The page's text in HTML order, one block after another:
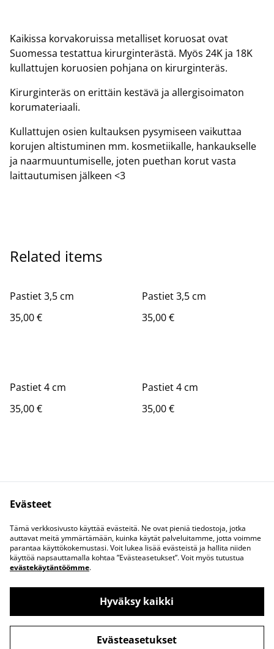
Kaikissa korvakoruissa metalliset koruosat ovat
Suomessa testattua kirurginterästä. Myös 24K ja 18K
kullattujen koruosien pohjana on kirurginteräs.
Kirurginteräs on erittäin kestävä ja allergisoimaton
korumateriaali.
Kullattujen osien kultauksen pysymiseen vaikuttaa
korujen altistuminen mm. kosmetiikalle, hankaukselle
ja naarmuuntumiselle, joten puethan korut vasta
laittautumisen jälkeen <3
Related items
Pastiet 3,5 cm
35,00 €
Pastiet 3,5 cm
35,00 €
Pastiet 4 cm
35,00 €
Pastiet 4 cm
35,00 €
Tuotteet
Ota yhteyttä!
Tietosuojaseloste
©2026Sunny Tit Art
Evästeet
Tämä verkkosivusto käyttää evästeitä. Ne ovat pieniä tiedostoja, jotka
auttavat meitä ymmärtämään, kuinka käytät palveluitamme, jotta voimme
parantaa käyttökokemustasi. Voit lukea lisää evästeistä ja hallita niiden
käyttöä napsauttamalla kohtaa ”Evästeasetukset”. Voit myös tutustua
evästekäytäntöömme.
Hyväksy kaikki
Evästeasetukset